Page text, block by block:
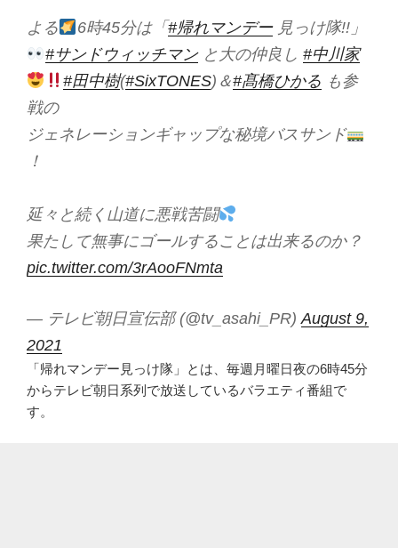
よる 6時45分は「#帰れマンデー見っけ隊!!」
#サンドウィッチマンと大の仲良し #中川家
#田中樹(#SixTONES)＆#髙橋ひかる も参
戦の
ジェネレーションギャップな秘境バスサンド
！
延々と続く山道に悪戦苦闘
果たして無事にゴールすることは出来るのか？
pic.twitter.com/3rAooFNmta
— テレビ朝日宣伝部 (@tv_asahi_PR)August 9,
2021
「帰れマンデー見っけ隊」とは、毎週月曜日夜の6時45分
からテレビ朝日系列で放送しているバラエティ番組で
す。